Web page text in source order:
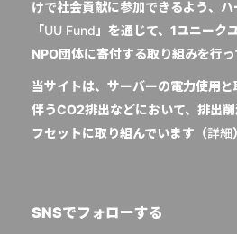
けで社会貢献に参加できるよう、
「UU Fund 」を通じて、1ユニーク
NPO団体に寄付する取り組みを行っ
当サイトは、サーバーの電力使用
伴うCO2排出などにおいて、排出
フセットに取り組んでいます（詳細
SNSでフォローする